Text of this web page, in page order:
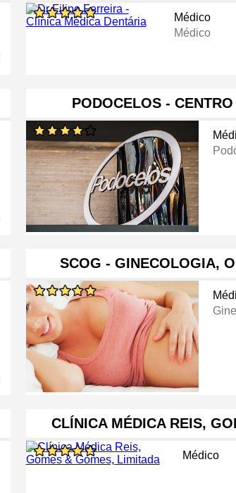
Médico
Médico
PODOCELOS -
SCOG - GINECOLOGIA,
CLÍNICA MÉDICA REIS,
Médico